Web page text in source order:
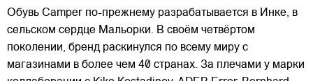
Обувь Camper по-прежнему разрабатывается в Инке, в
сельском сердце Мальорки. В своём четвёртом
поколении, бренд раскинулся по всему миру с
магазинами в более чем 40 странах. За плечами у марки